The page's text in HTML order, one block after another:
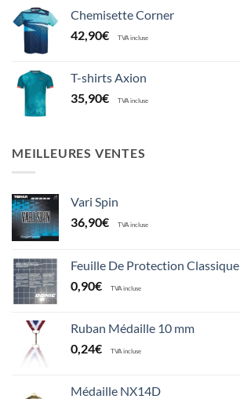
Chemisette Corner
42,90€ TVA incluse
T-shirts Axion
35,90€ TVA incluse
MEILLEURES VENTES
Vari Spin
36,90€ TVA incluse
Feuille De Protection Classique
0,90€ TVA incluse
Ruban Médaille 10 mm
0,24€ TVA incluse
Médaille NX14D